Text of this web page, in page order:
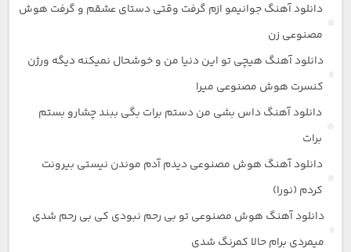
دانلود آهنگ جوانیمو ازم گرفت وقتی دستای عشقم و گرفت هوش
مصنوعی زن
دانلود آهنگ هیچی تو این دنیا من و خوشحال نمیکنه دیگه ورژن
کنسرت هوش مصنوعی میرا
دانلود آهنگ داس بشی من دستم برات بگی ببند چشارو بستم
برات
دانلود آهنگ هوش مصنوعی دیدم آدم موندن نیستی بیرونت
کردم (نورا)
دانلود آهنگ هوش مصنوعی تو بی رحم نبودی کی بی رحم شدی
میمردی برام حالا کمرنگ شدی